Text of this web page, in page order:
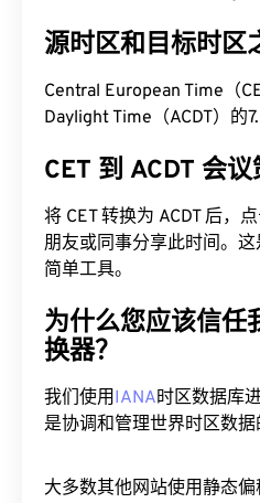
源时区和目标时区
Central European Time（
Daylight Time（ACDT）的
CET 到 ACDT 会
将 CET 转换为 ACDT 后，
朋友或同事分享此时间。
简单工具。
为什么您应该信任
换器？
我们使用IANA时区数据库
是协调和管理世界时区数据
大多数其他网站使用静态偏